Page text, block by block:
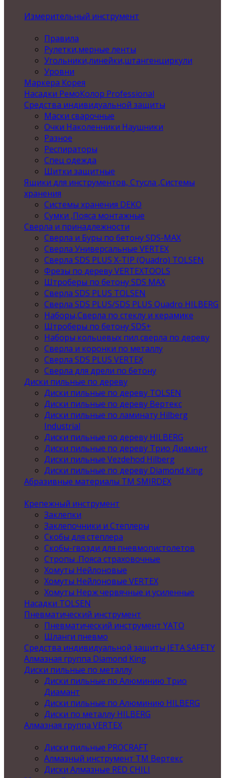
Измерительный инструмент
Правила
Рулетки,мерные ленты
Угольники,линейки,штангенциркули
Уровни
Маркера Корея
Насадки РемоКолор Professional
Средства индивидуальной защиты
Маски сварочные
Очки Наколенники Наушники
Разное
Респираторы
Спец одежда
Щитки защитные
Ящики для инструментов, Стусла ,Системы
хранения
Системы хранения DEKO
Сумки ,Пояса монтажные
Сверла и принадлежности
Сверла и Буры по бетону SDS-MAX
Сверла Универсальные VERTEX
Сверла SDS PLUS X-TIP (Quadro) TOLSEN
Фрезы по дереву VERTEXTOOLS
Штроберы по бетону SDS MAX
Сверла SDS PLUS TOLSEN
Сверла SDS PLUS/SDS PLUS Quadro HILBERG
Наборы,Сверла по стеклу и керамике
Штроберы по бетону SDS+
Наборы кольцевых пил,сверла по дереву
Сверла и коронки по металлу
Сверла SDS PLUS VERTEX
Сверла для дрели по бетону
Диски пильные по дереву
Диски пильные по дереву TOLSEN
Диски пильные по дереву Вертекс
Диски пильные по ламинату Hilberg
Industrial
Диски пильные по дереву HILBERG
Диски пильные по дереву Трио Диамант
Диски пильные Vezdehod Hilberg
Диски пильные по дереву Diamond King
Абразивные материалы ТМ SMIRDEX
Крепежный инструмент
Заклепки
Заклепочники и Степлеры
Скобы для степлера
Скобы-гвозди для пневмопистолетов
Стропы .Пояса страховочные
Хомуты Нейлоновые
Хомуты Нейлоновые VERTEX
Хомуты Нерж червячные и усиленные
Насадки TOLSEN
Пневматический инструмент
Пневматический инструмент YATO
Шланги пневмо
Средства индивидуальной защиты JETA SAFETY
Алмазная группа Diamond King
Диски пильные по металлу
Диски пильные по Алюминию Трио
Диамант
Диски пильные по Алюминию HILBERG
Диски по металлу HILBERG
Алмазная группа VERTEX
Диски пильные PROCRAFT
Алмазный инструмент ТМ Вертекс
Диски Алмазные RED CHILI